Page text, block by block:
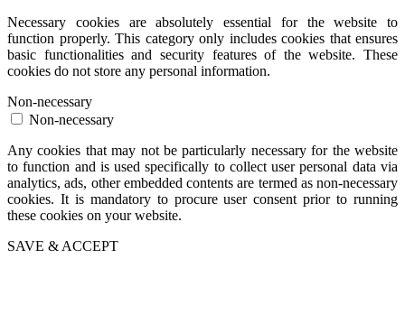
Necessary cookies are absolutely essential for the website to
function properly. This category only includes cookies that ensures
basic functionalities and security features of the website. These
cookies do not store any personal information.
Non-necessary
Non-necessary
Any cookies that may not be particularly necessary for the website
to function and is used specifically to collect user personal data via
analytics, ads, other embedded contents are termed as non-necessary
cookies. It is mandatory to procure user consent prior to running
these cookies on your website.
SAVE & ACCEPT